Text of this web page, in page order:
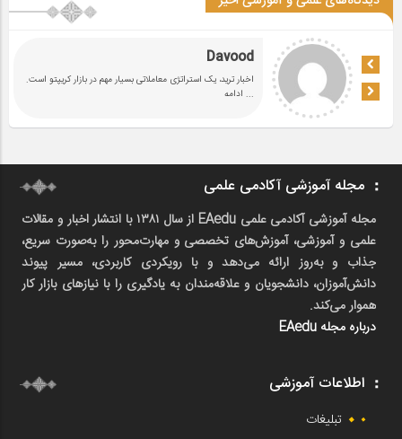
Davood
اخبار ترید، یک استراتژی معاملاتی بسیار مهم در بازار کریپتو است.
... ادامه
مجله آموزشی آکادمی علمی
مجله آموزشی آکادمی علمی EAedu از سال ۱۳۸۱ با انتشار اخبار و مقالات
علمی و آموزشی، آموزش‌های تخصصی و مهارت‌محور را به‌صورت سریع،
جذاب و به‌روز ارائه می‌دهد و با رویکردی کاربردی، مسیر پیوند
دانش‌آموزان، دانشجویان و علاقه‌مندان به یادگیری را با نیازهای بازار کار
هموار می‌کند.
درباره مجله EAedu
اطلاعات آموزشی
تبلیغات